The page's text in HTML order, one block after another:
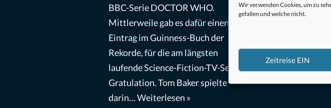
Wir verwenden Cookies, um zu
gefallen und welche nicht.
Zeitreise EIN
BBC-Serie DOCTOR WHO.
Mittlerweile gab es dafür einen
Eintrag im Guinness-Buch der
Rekorde, für die am längsten
laufende Science-Fiction-TV-Serie,
Gratulation. Tom Baker spielte
darin…Weiterlesen »